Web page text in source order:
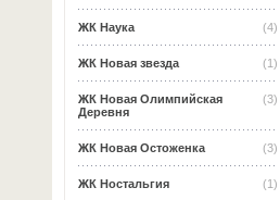
(4)
ЖК Наука
(1)
ЖК Новая звезда
(3)
ЖК Новая Олимпийская
Деревня
(3)
ЖК Новая Остоженка
(1)
ЖК Ностальгия